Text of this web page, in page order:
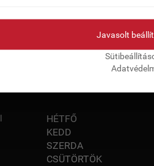
HÉTFŐ
KEDD
SZERDA
CSÜTÖRTÖK
Javasolt